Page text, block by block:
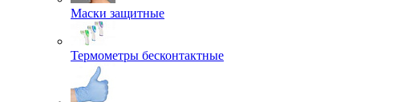
Маски защитные
Термометры бесконтактные